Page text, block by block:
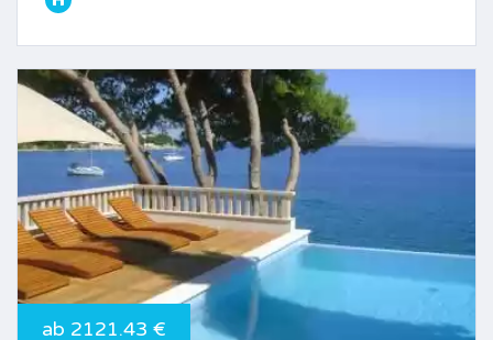
ab 2121.43 €